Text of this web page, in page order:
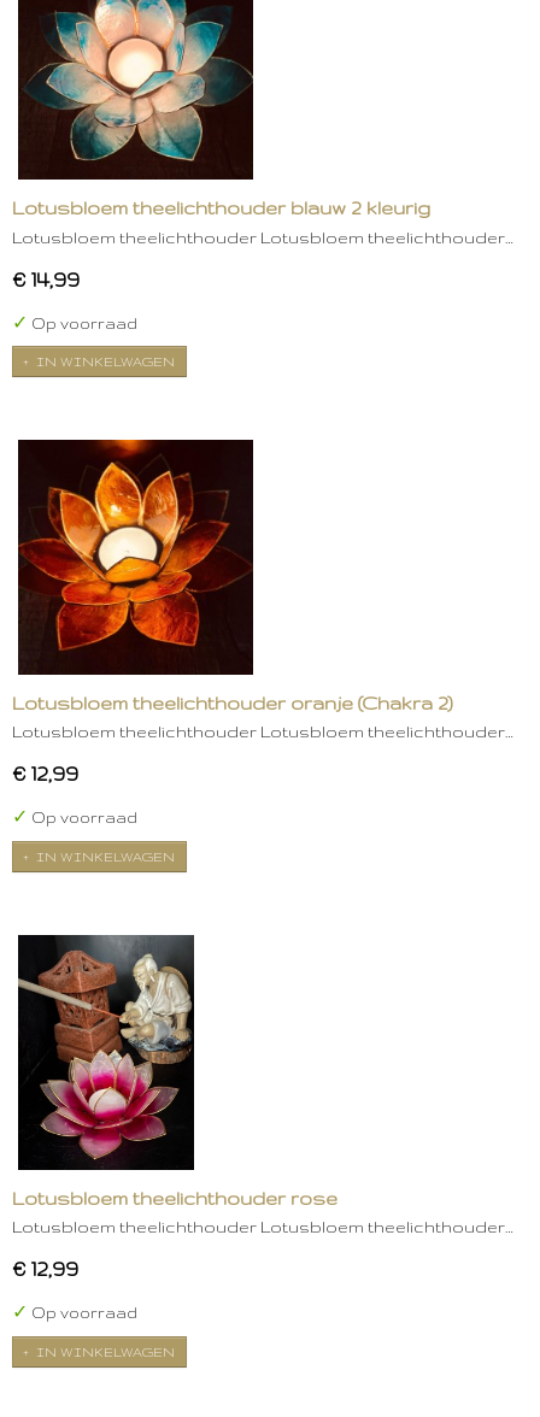
Lotusbloem theelichthouder blauw 2 kleurig
Lotusbloem theelichthouder Lotusbloem theelichthouder…
€ 14,99
✓ Op voorraad
IN WINKELWAGEN
Lotusbloem theelichthouder oranje (Chakra 2)
Lotusbloem theelichthouder Lotusbloem theelichthouder…
€ 12,99
✓ Op voorraad
IN WINKELWAGEN
Lotusbloem theelichthouder rose
Lotusbloem theelichthouder Lotusbloem theelichthouder…
€ 12,99
✓ Op voorraad
IN WINKELWAGEN